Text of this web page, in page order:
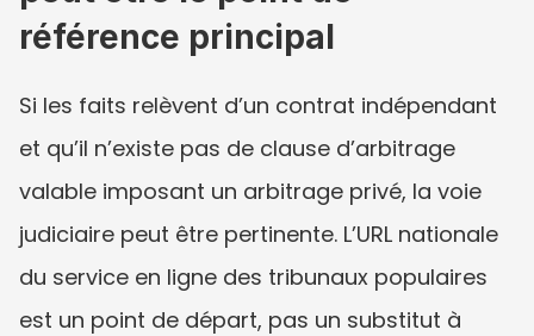
référence principal
Si les faits relèvent d’un contrat indépendant
et qu’il n’existe pas de clause d’arbitrage
valable imposant un arbitrage privé, la voie
judiciaire peut être pertinente. L’URL nationale
du service en ligne des tribunaux populaires
est un point de départ, pas un substitut à